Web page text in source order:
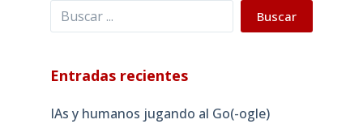
Buscar Buscar
Entradas recientes
IAs y humanos jugando al Go(-ogle)